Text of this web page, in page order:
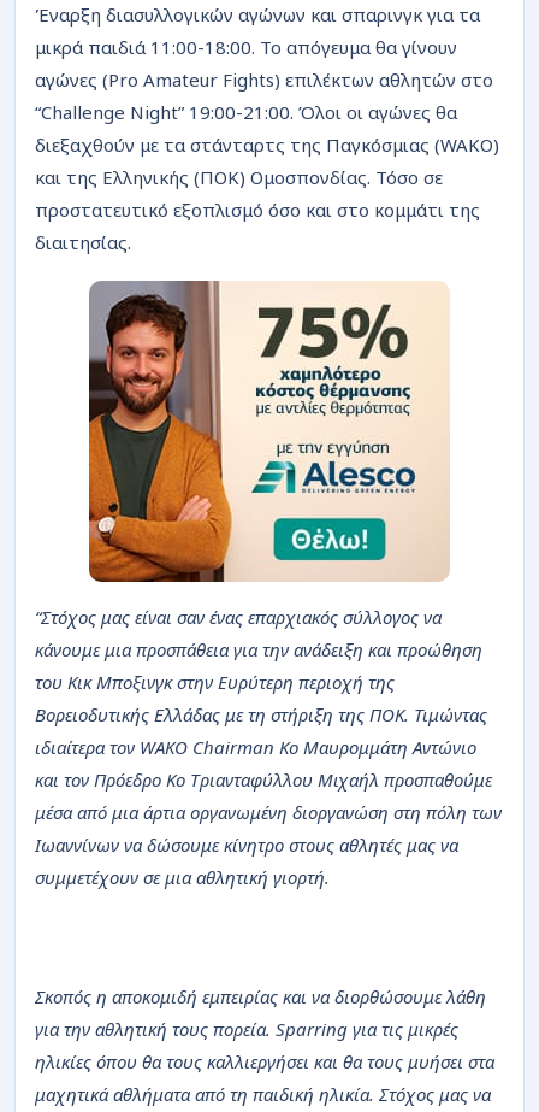
Έναρξη διασυλλογικών αγώνων και σπαρινγκ για τα
μικρά παιδιά 11:00-18:00. Το απόγευμα θα γίνουν
αγώνες (Pro Amateur Fights) επιλέκτων αθλητών στο
“Challenge Night” 19:00-21:00. Όλοι οι αγώνες θα
διεξαχθούν με τα στάνταρτς της Παγκόσμιας (WAKO)
και της Ελληνικής (ΠΟΚ) Ομοσπονδίας. Τόσο σε
προστατευτικό εξοπλισμό όσο και στο κομμάτι της
διαιτησίας.
“Στόχος μας είναι σαν ένας επαρχιακός σύλλογος να
κάνουμε μια προσπάθεια για την ανάδειξη και προώθηση
του Κικ Μποξινγκ στην Ευρύτερη περιοχή της
Βορειοδυτικής Ελλάδας με τη στήριξη της ΠΟΚ. Τιμώντας
ιδιαίτερα τον WAKO Chairman Κο Μαυρομμάτη Αντώνιο
και τον Πρόεδρο Κο Τριανταφύλλου Μιχαήλ προσπαθούμε
μέσα από μια άρτια οργανωμένη διοργανώση στη πόλη των
Ιωαννίνων να δώσουμε κίνητρο στους αθλητές μας να
συμμετέχουν σε μια αθλητική γιορτή.
Σκοπός η αποκομιδή εμπειρίας και να διορθώσουμε λάθη
για την αθλητική τους πορεία. Sparring για τις μικρές
ηλικίες όπου θα τους καλλιεργήσει και θα τους μυήσει στα
μαχητικά αθλήματα από τη παιδική ηλικία. Στόχος μας να